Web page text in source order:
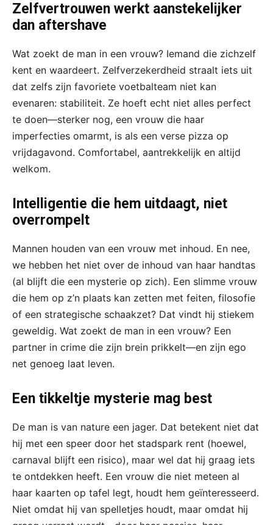
Zelfvertrouwen werkt aanstekelijker
dan aftershave
Wat zoekt de man in een vrouw? Iemand die zichzelf
kent en waardeert. Zelfverzekerdheid straalt iets uit
dat zelfs zijn favoriete voetbalteam niet kan
evenaren: stabiliteit. Ze hoeft echt niet alles perfect
te doen—sterker nog, een vrouw die haar
imperfecties omarmt, is als een verse pizza op
vrijdagavond. Comfortabel, aantrekkelijk en altijd
welkom.
Intelligentie die hem uitdaagt, niet
overrompelt
Mannen houden van een vrouw met inhoud. En nee,
we hebben het niet over de inhoud van haar handtas
(al blijft die een mysterie op zich). Een slimme vrouw
die hem op z’n plaats kan zetten met feiten, filosofie
of een strategische schaakzet? Dat vindt hij stiekem
geweldig. Wat zoekt de man in een vrouw? Een
partner in crime die zijn brein prikkelt—en zijn ego
net genoeg laat leven.
Een tikkeltje mysterie mag best
De man is van nature een jager. Dat betekent niet dat
hij met een speer door het stadspark rent (hoewel,
carnaval blijft een risico), maar wel dat hij graag iets
te ontdekken heeft. Een vrouw die niet meteen al
haar kaarten op tafel legt, houdt hem geïnteresseerd.
Niet omdat hij van spelletjes houdt, maar omdat hij